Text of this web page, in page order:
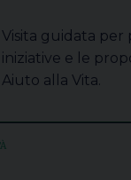
Visita guidata per
iniziative e le
Aiuto alla Vita.